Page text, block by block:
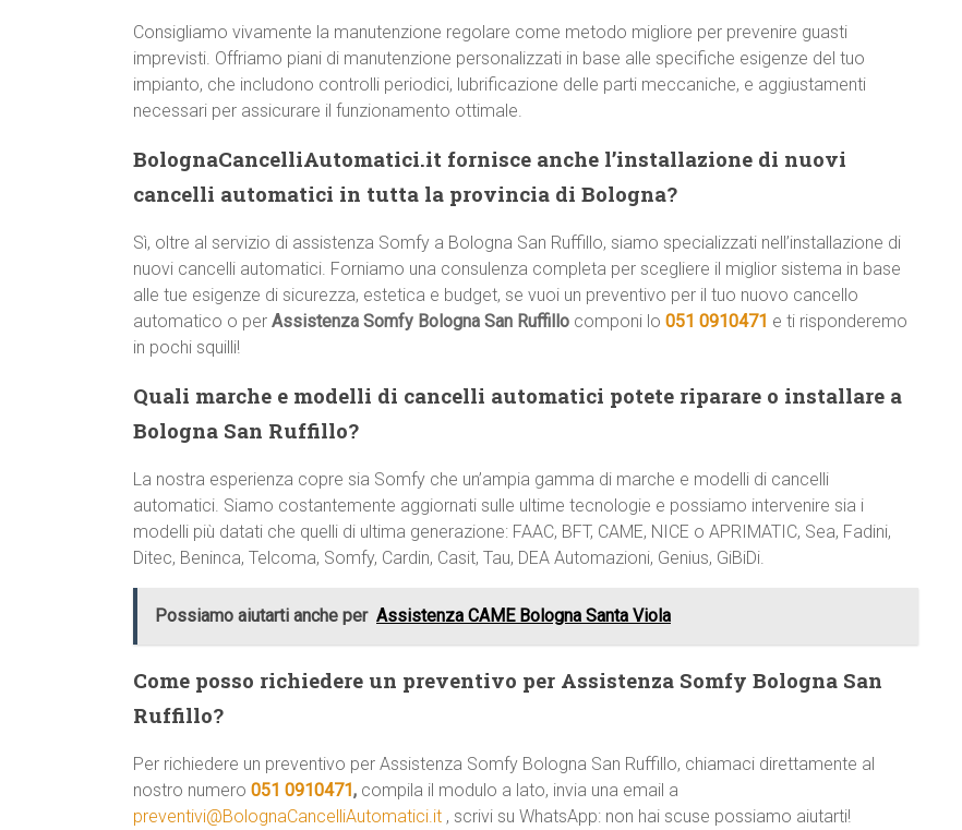
Consigliamo vivamente la manutenzione regolare come metodo migliore per prevenire guasti
imprevisti. Offriamo piani di manutenzione personalizzati in base alle specifiche esigenze del tuo
impianto, che includono controlli periodici, lubrificazione delle parti meccaniche, e aggiustamenti
necessari per assicurare il funzionamento ottimale.
BolognaCancelliAutomatici.it fornisce anche l’installazione di nuovi
cancelli automatici in tutta la provincia di Bologna?
Sì, oltre al servizio di assistenza Somfy a Bologna San Ruffillo, siamo specializzati nell’installazione di
nuovi cancelli automatici. Forniamo una consulenza completa per scegliere il miglior sistema in base
alle tue esigenze di sicurezza, estetica e budget, se vuoi un preventivo per il tuo nuovo cancello
automatico o per Assistenza Somfy Bologna San Ruffillo componi lo 051 0910471 e ti risponderemo
in pochi squilli!
Quali marche e modelli di cancelli automatici potete riparare o installare a
Bologna San Ruffillo?
La nostra esperienza copre sia Somfy che un’ampia gamma di marche e modelli di cancelli
automatici. Siamo costantemente aggiornati sulle ultime tecnologie e possiamo intervenire sia i
modelli più datati che quelli di ultima generazione: FAAC, BFT, CAME, NICE o APRIMATIC, Sea, Fadini,
Ditec, Beninca, Telcoma, Somfy, Cardin, Casit, Tau, DEA Automazioni, Genius, GiBiDi.
Possiamo aiutarti anche per Assistenza CAME Bologna Santa Viola
Come posso richiedere un preventivo per Assistenza Somfy Bologna San
Ruffillo?
Per richiedere un preventivo per Assistenza Somfy Bologna San Ruffillo, chiamaci direttamente al
nostro numero 051 0910471, compila il modulo a lato, invia una email a
preventivi@BolognaCancelliAutomatici.it , scrivi su WhatsApp: non hai scuse possiamo aiutarti!